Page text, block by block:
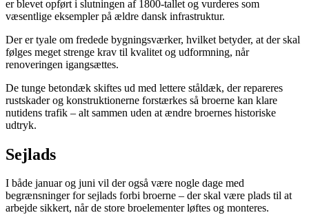
er blevet opført i slutningen af 1800-tallet og vurderes som
væsentlige eksempler på ældre dansk infrastruktur.
Der er tyale om fredede bygningsværker, hvilket betyder, at der skal
følges meget strenge krav til kvalitet og udformning, når
renoveringen igangsættes.
De tunge betondæk skiftes ud med lettere ståldæk, der repareres
rustskader og konstruktionerne forstærkes så broerne kan klare
nutidens trafik – alt sammen uden at ændre broernes historiske
udtryk.
Sejlads
I både januar og juni vil der også være nogle dage med
begrænsninger for sejlads forbi broerne – der skal være plads til at
arbejde sikkert, når de store broelementer løftes og monteres.